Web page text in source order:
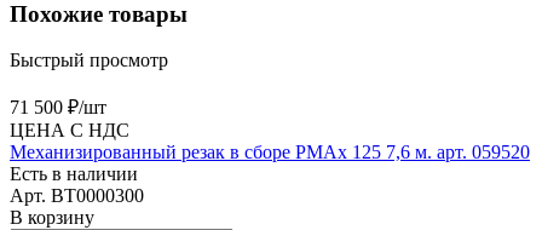
Похожие товары
Быстрый просмотр
71 500 ₽/шт
ЦЕНА С НДС
Механизированный резак в сборе PMAx 125 7,6 м. арт. 059520
Есть в наличии
Арт. BT0000300
В корзину